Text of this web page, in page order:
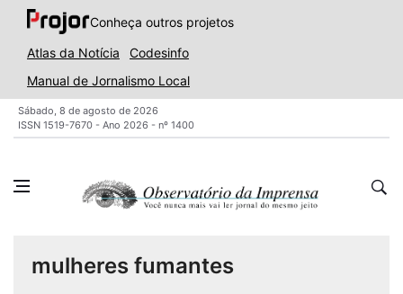
Conheça outros projetos
Atlas da Notícia
Codesinfo
Manual de Jornalismo Local
Sábado, 8 de agosto de 2026
ISSN 1519-7670 - Ano 2026 - nº 1400
mulheres fumantes